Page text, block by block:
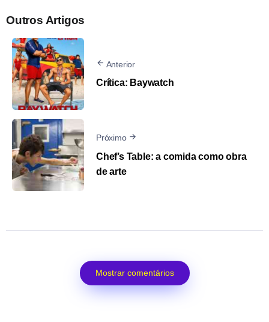
Outros Artigos
Anterior
Crítica: Baywatch
Próximo
Chef’s Table: a comida como obra
de arte
Mostrar comentários